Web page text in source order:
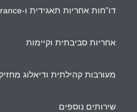
דו"חות אחריות תאגידית ו-Assurance
אחריות סביבתית וקיימות
מעורבות קהילתית ודיאלוג
שירותים נוספים